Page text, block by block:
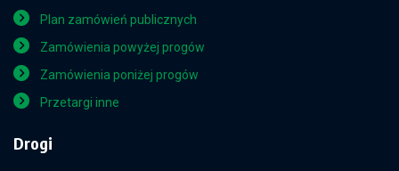
Plan zamówień publicznych
Zamówienia powyżej progów
Zamówienia poniżej progów
Przetargi inne
Drogi